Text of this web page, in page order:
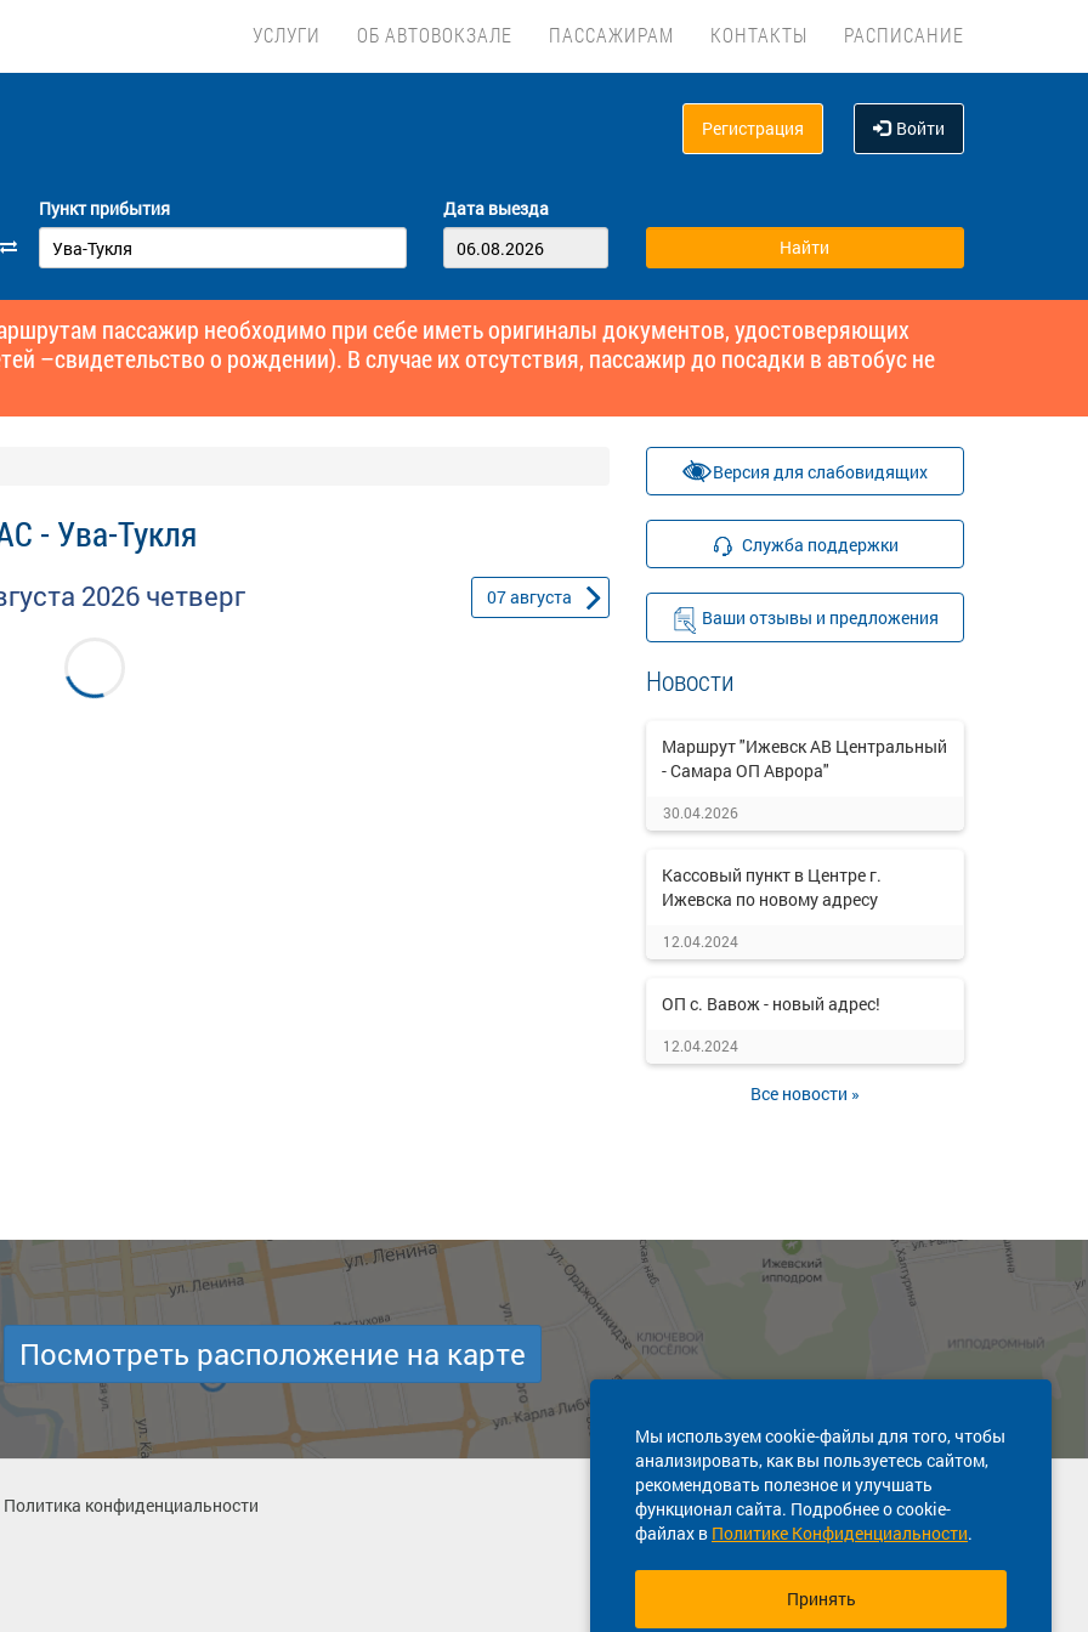
УСЛУГИ ОБ АВТОВОКЗАЛЕ ПАССАЖИРАМ КОНТАКТЫ РАСПИСАНИЕ
Регистрация Войти
Пункт прибытия Дата выезда
пассажир необходимо при себе иметь оригиналы документов, удостоверяющих
–свидетельство о рождении). В случае их отсутствия, пассажир до посадки в автобус не
- Ува-Тукля
2026 четверг 07августа
Версия для слабовидящих
Служба поддержки
Ваши отзывы и предложения
Новости
Маршрут "Ижевск АВ Центральный
- Самара ОП Аврора"
30.04.2026
Кассовый пункт в Центре г.
Ижевска по новому адресу
12.04.2024
ОП с. Вавож - новый адрес!
12.04.2024
Все новости »
Мы используем cookie-файлы для того, чтобы
анализировать, как вы пользуетесь сайтом,
рекомендовать полезное и улучшать
функционал сайта. Подробнее о cookie-
файлах в Политике Конфиденциальности.
Принять
Посмотреть расположение на карте
Политика конфиденциальности Техническая поддержка сайта
8 800 600-03-38